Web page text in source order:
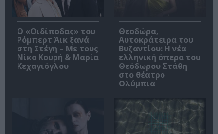
O «Οιδίποδας» του
Ρόμπερτ Άικ ξανά
στη Στέγη – Με τους
Νίκο Κουρή & Μαρία
Κεχαγιόγλου
Θεοδώρα,
Αυτοκράτειρα του
Βυζαντίου: Η νέα
ελληνική όπερα του
Θεόδωρου Στάθη
στο θέατρο
Ολύμπια